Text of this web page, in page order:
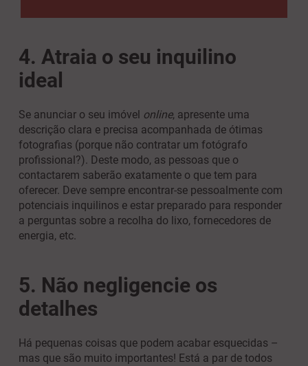
4. Atraia o seu inquilino
ideal
Se anunciar o seu imóvel online, apresente uma
descrição clara e precisa acompanhada de ótimas
fotografias (porque não contratar um fotógrafo
profissional?). Deste modo, as pessoas que o
contactarem saberão exatamente o que tem para
oferecer. Deve sempre encontrar-se pessoalmente com
potenciais inquilinos e estar preparado para responder
a perguntas sobre a recolha do lixo, fornecedores de
energia, etc.
5. Não negligencie os
detalhes
Há pequenas coisas que podem acabar esquecidas –
mas que são muito importantes! Está a par de todos